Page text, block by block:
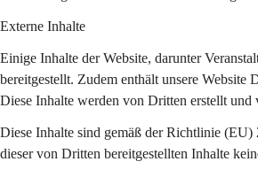
Externe Inhalte
Einige Inhalte der Website, darunter
bereitgestellt. Zudem enthält unsere Website
Diese Inhalte werden von Dritten erstellt und
Diese Inhalte sind gemäß der Richtlinie (EU)
dieser von Dritten bereitgestellten Inhalte